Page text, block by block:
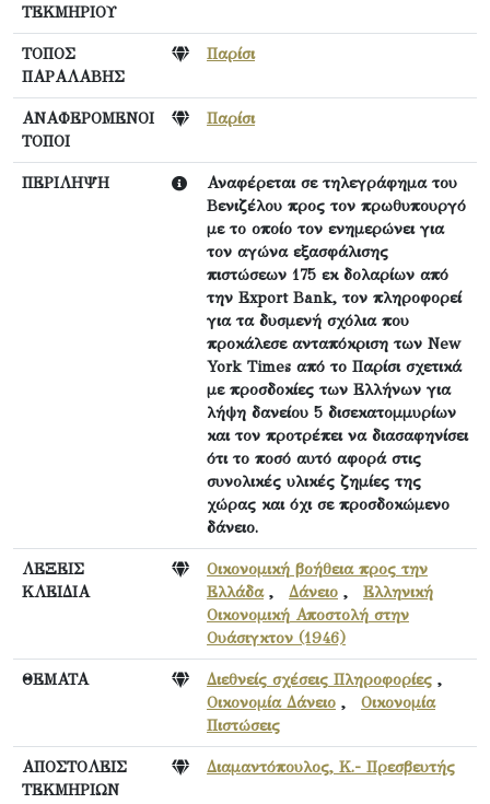
ΤΕΚΜΗΡΙΟΥ
ΤΟΠΟΣ
ΠΑΡΑΛΑΒΗΣ
Παρίσι
ΑΝΑΦΕΡΟΜΕΝΟΙ
ΤΟΠΟΙ
Παρίσι
ΠΕΡΙΛΗΨΗ
Αναφέρεται σε τηλεγράφημα του
Βενιζέλου προς τον πρωθυπουργό
με το οποίο τον ενημερώνει για
τον αγώνα εξασφάλισης
πιστώσεων 175 εκ δολαρίων από
την Export Bank, τον πληροφορεί
για τα δυσμενή σχόλια που
προκάλεσε ανταπόκριση των New
York Times από το Παρίσι σχετικά
με προσδοκίες των Ελλήνων για
λήψη δανείου 5 δισεκατομμυρίων
και τον προτρέπει να διασαφηνίσει
ότι το ποσό αυτό αφορά στις
συνολικές υλικές ζημίες της
χώρας και όχι σε προσδοκώμενο
δάνειο.
ΛΕΞΕΙΣ
ΚΛΕΙΔΙΑ
Οικονομική βοήθεια προς την
Ελλάδα, Δάνειο , Ελληνική
Οικονομική Αποστολή στην
Ουάσιγκτον (1946)
ΘΕΜΑΤΑ Διεθνείς σχέσεις Πληροφορίες ,
Οικονομία Δάνειο , Οικονομία
Πιστώσεις
ΑΠΟΣΤΟΛΕΙΣ
ΤΕΚΜΗΡΙΩΝ
Διαμαντόπουλος, Κ.- Πρεσβευτής